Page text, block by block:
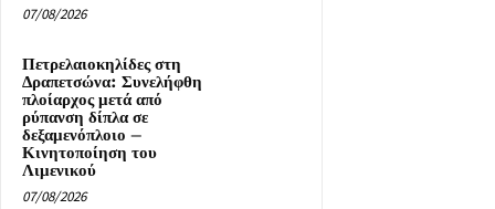
07/08/2026
Πετρελαιοκηλίδες στη
Δραπετσώνα: Συνελήφθη
πλοίαρχος μετά από
ρύπανση δίπλα σε
δεξαμενόπλοιο –
Κινητοποίηση του
Λιμενικού
07/08/2026